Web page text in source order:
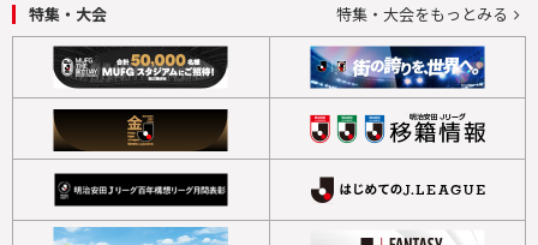
特集・大会 特集・大会をもっとみる